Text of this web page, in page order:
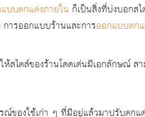
บบตกแต่งภายใน ก็เป็นสิ่งที่บ่งบอกส
ารออกแบบร้านและการออกแบบตก
ไตล์ของร้านโดดเด่นมีเอกลักษณ์ ส
ณ์ของใช้เก่า ๆ ที่มีอยู่แล้วมาปรับตกแ